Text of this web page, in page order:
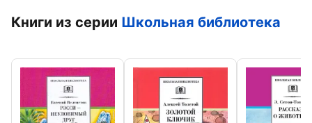
Книги из серии Школьная библиотека